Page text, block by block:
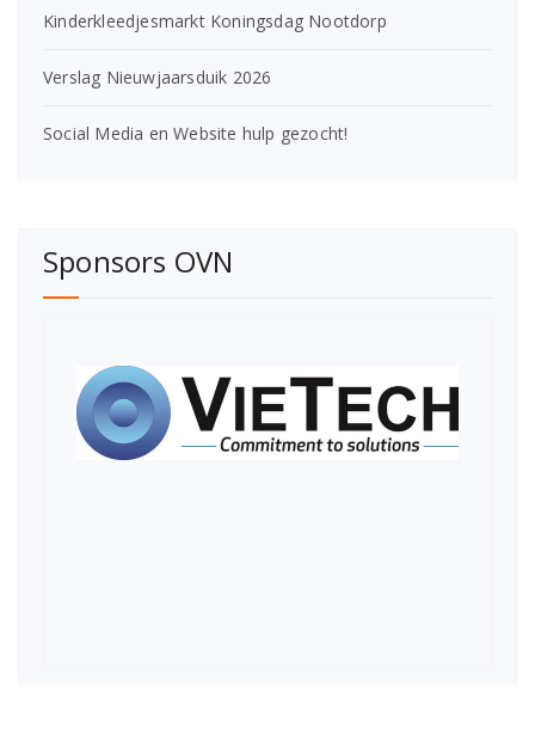
Kinderkleedjesmarkt Koningsdag Nootdorp
Verslag Nieuwjaarsduik 2026
Social Media en Website hulp gezocht!
Sponsors OVN